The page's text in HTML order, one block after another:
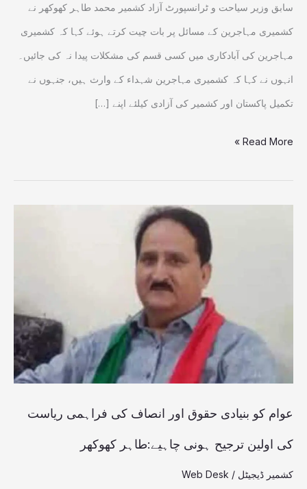
سابق وزیر سیاحت و ٹرانسپورٹ آزاد کشمیر محمد طاہر کھوکھر نے
کشمیری مہاجرین کے مسائل پر بات چیت کرتے ہوئے کہا کہ کشمیری
مہاجرین کی آبادکاری میں کسی قسم کی مشکلات پیدا نہ کی جائیں۔
انہوں نے کہا کہ کشمیری مہاجرین شہداء کے وارث ہیں، جنہوں نے
تکمیل پاکستان اور کشمیر کی آزادی کیلئے اپنے […]
Read More »
عوام کو بنیادی حقوق اور انصاف کی فراہمی ریاست
کی اولین ترجیح ہونی چاہیے:طاہر کھوکھر
کشمیر ڈیجیٹل /
Web Desk
فراہمی
ریاست
ترجیح